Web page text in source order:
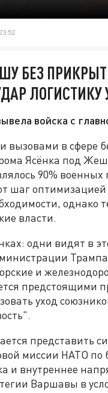
БЕЗ
ЛОГИСТИКУ
войска с
вызовами в сфере
Ясёнка под
90%
шаг
однако
власти.
одни видят в
и
предстоящими
уход
представить
миссии НАТО по
и внутреннее
Варшавы в